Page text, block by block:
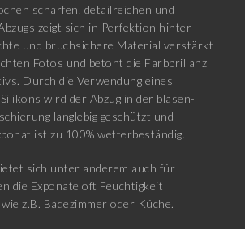
scharfen, detailreichen und
zeigt sich in Perfektion hinter
und bruchsichere Material verstärkt
Fotos und betont die Farbbrillanz
Durch die Verwendung eines
wird der Abzug in der blasen-
langlebig geschützt und
ist zu 100% wetterbeständig.
sich unter anderem auch für
die Exponate oft Feuchtigkeit
z.B. Badezimmer oder Küche.